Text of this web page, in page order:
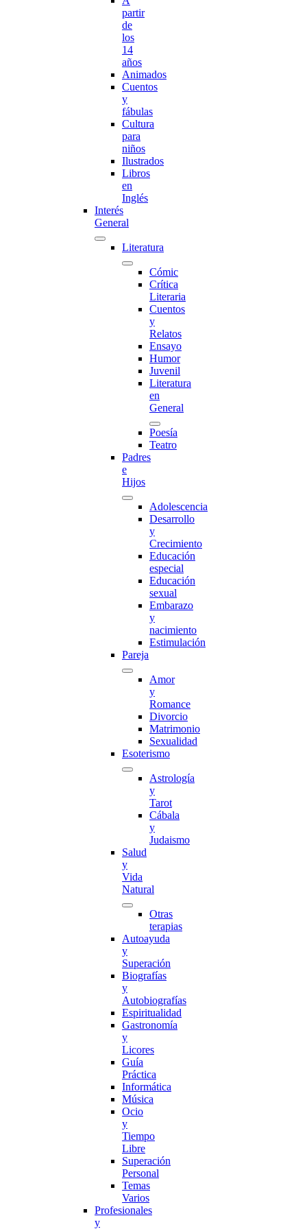
partir
de
los
14
años
Animados
Cuentos
y
fábulas
Cultura
para
niños
Ilustrados
Libros
en
Inglés
Interés
General
Literatura
Cómic
Crítica
Literaria
Cuentos
y
Relatos
Ensayo
Humor
Juvenil
Literatura
en
General
Poesía
Teatro
Padres
e
Hijos
Adolescencia
Desarrollo
y
Crecimiento
Educación
especial
Educación
sexual
Embarazo
y
nacimiento
Estimulación
Pareja
Amor
y
Romance
Divorcio
Matrimonio
Sexualidad
Esoterismo
Astrología
y
Tarot
Cábala
y
Judaismo
Salud
y
Vida
Natural
Otras
terapias
Autoayuda
y
Superación
Biografías
y
Autobiografías
Espiritualidad
Gastronomía
y
Licores
Guía
Práctica
Informática
Música
Ocio
y
Tiempo
Libre
Superación
Personal
Temas
Varios
Profesionales
y